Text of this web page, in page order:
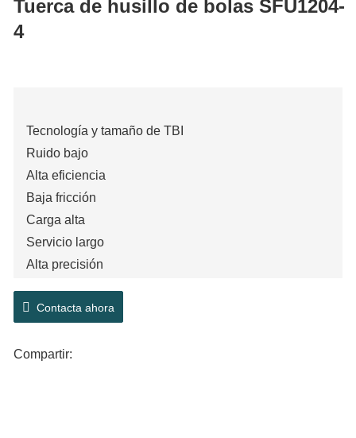
Tuerca de husillo de bolas SFU1204-
4
Tecnología y tamaño de TBI
Ruido bajo
Alta eficiencia
Baja fricción
Carga alta
Servicio largo
Alta precisión
Contacta ahora
Compartir: